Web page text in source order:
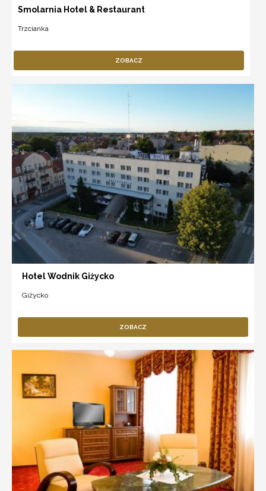
Smolarnia Hotel & Restaurant
Trzcianka
ZOBACZ
Hotel Wodnik Giżycko
Giżycko
ZOBACZ